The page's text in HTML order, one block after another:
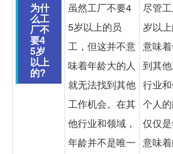
为什
么工
厂不
要4
5岁
以上
的?
虽然工厂不要4
5岁以上的员
工，但这并不意
味着年龄大的人
就无法找到其他
工作机会。在其
他行业和领域，
年龄并不是唯一
尽管
岁以
意味
到其
行业
个人
仅仅
意味